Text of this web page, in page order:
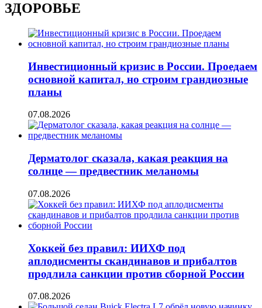
ЗДОРОВЬЕ
Инвестиционный кризис в России. Проедаем
основной капитал, но строим грандиозные
планы
07.08.2026
Дерматолог сказала, какая реакция на
солнце — предвестник меланомы
07.08.2026
Хоккей без правил: ИИХФ под
аплодисменты скандинавов и прибалтов
продлила санкции против сборной России
07.08.2026